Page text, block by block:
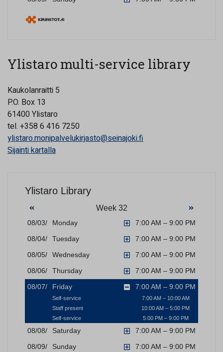
Ylistaro multi-service library
Kaukolanraitti 5
P.O. Box 13
61400 Ylistaro
tel. +358 6 416 7250
ylistaro.monipalvelukirjasto@seinajoki.fi
Sijainti kartalla